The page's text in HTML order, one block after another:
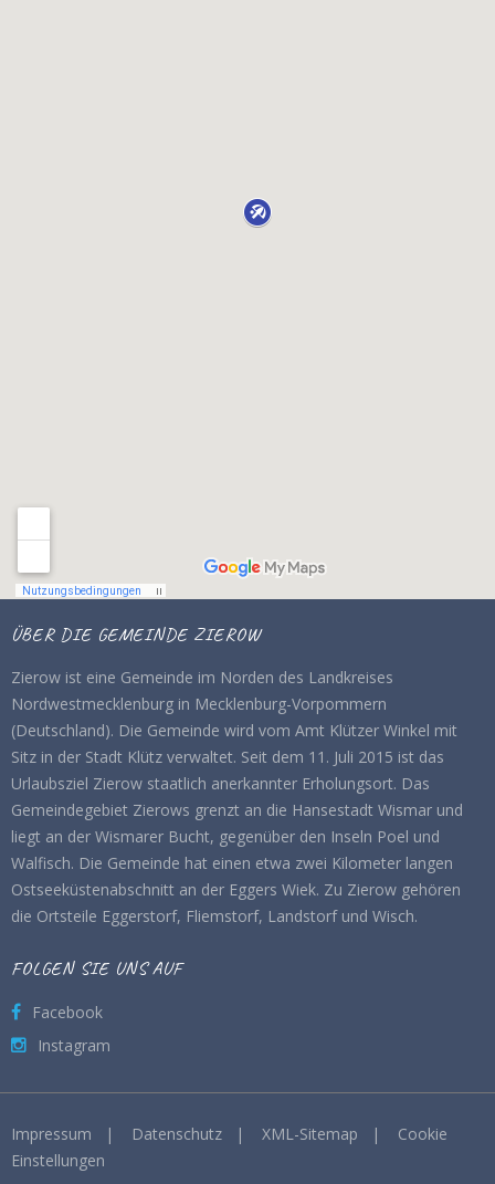
ÜBER DIE GEMEINDE ZIEROW
Zierow ist eine Gemeinde im Norden des Landkreises
Nordwestmecklenburg in Mecklenburg-Vorpommern
(Deutschland). Die Gemeinde wird vom Amt Klützer Winkel mit
Sitz in der Stadt Klütz verwaltet. Seit dem 11. Juli 2015 ist das
Urlaubsziel Zierow staatlich anerkannter Erholungsort. Das
Gemeindegebiet Zierows grenzt an die Hansestadt Wismar und
liegt an der Wismarer Bucht, gegenüber den Inseln Poel und
Walfisch. Die Gemeinde hat einen etwa zwei Kilometer langen
Ostseeküstenabschnitt an der Eggers Wiek. Zu Zierow gehören
die Ortsteile Eggerstorf, Fliemstorf, Landstorf und Wisch.
FOLGEN SIE UNS AUF
Facebook
Instagram
Impressum | Datenschutz | XML-Sitemap | Cookie
Einstellungen